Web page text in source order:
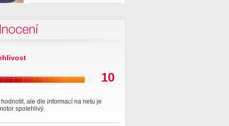
10
ale dle informací na netu je
spolehlivý.